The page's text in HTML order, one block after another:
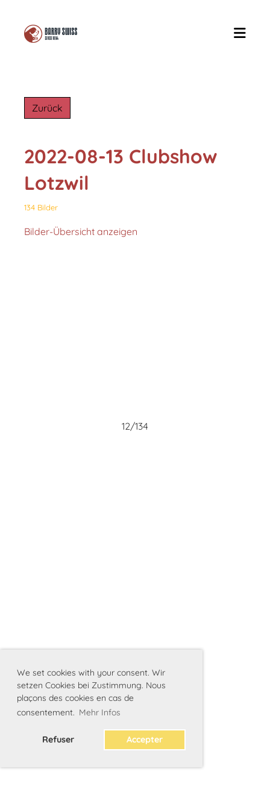
We set cookies with your consent. Wir
setzen Cookies bei Zustimmung. Nous
plaçons des cookies en cas de
consentement. Mehr Infos
Refuser Accepter
Zurück
2022-08-13 Clubshow
Lotzwil
134 Bilder
Bilder-Übersicht anzeigen
12/134